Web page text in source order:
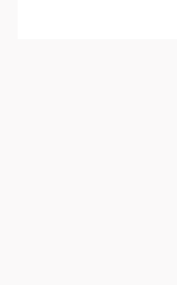
Ürün